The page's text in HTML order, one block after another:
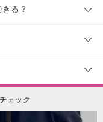
る？
ェック